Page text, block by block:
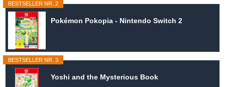
BESTSELLER NR. 2
Pokémon Pokopia - Nintendo Switch 2
BESTSELLER NR. 3
Yoshi and the Mysterious Book